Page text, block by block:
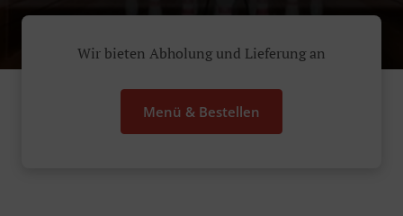
Wir bieten Abholung und Lieferung an
Menü & Bestellen